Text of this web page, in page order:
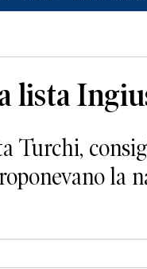
lista
Turchi,
la